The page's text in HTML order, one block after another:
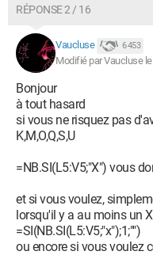
RÉPONSE 2 / 16
Vaucluse 6 453
Modifié par Vaucluse
Bonjour
à tout hasard
si vous ne risquez pas
K,M,O,Q,S,U
=NB.SI(L5:V5;"X") vous
et si vous voulez,
lorsqu'il y a au moins un X
=SI(NB.SI(L5:V5;"x");1;"")
ou encore si vous voulez